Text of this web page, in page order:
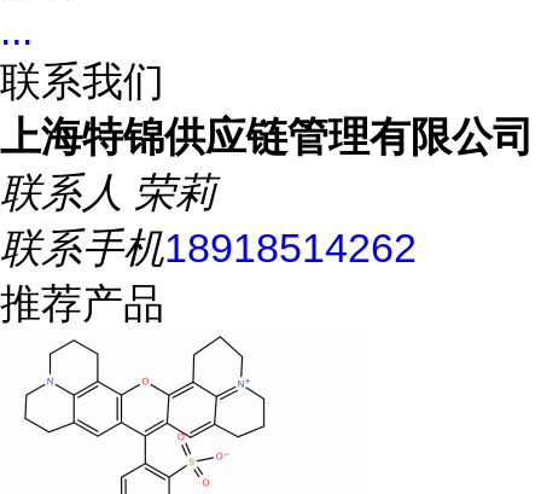
...
联系我们
上海特锦供应链管理有限公司
联系人 荣莉
联系手机18918514262
推荐产品